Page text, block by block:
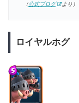
（公式ブログ より）
ロイヤルホグ